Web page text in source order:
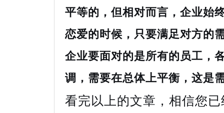
平等的，但相对而言，企业始
恋爱的时候，只要满足对方的
企业要面对的是所有的员工，
调，需要在总体上平衡，这是
看完以上的文章，相信您